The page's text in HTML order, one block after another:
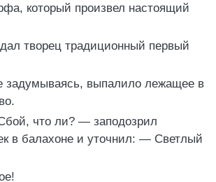
который произвел настоящий
творец традиционный первый
выпалило лежащее в
что ли? — заподозрил
в балахоне и уточнил: — Светлый